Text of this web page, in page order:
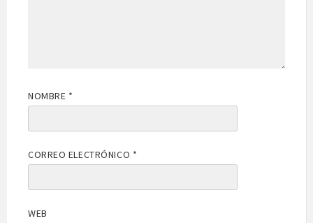
NOMBRE *
CORREO ELECTRÓNICO *
WEB